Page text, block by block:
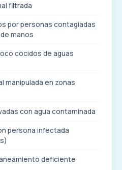
filtrada
por personas contagiadas
manos
cocidos de aguas
manipulada en zonas
con agua contaminada
persona infectada
deficiente